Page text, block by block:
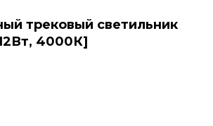
трековый светильник
4000К]